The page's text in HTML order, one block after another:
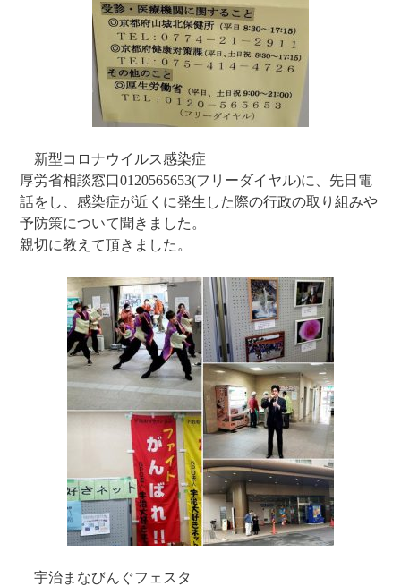
新型コロナウイルス感染症
厚労省相談窓口0120565653(フリーダイヤル)に、先日電
話をし、感染症が近くに発生した際の行政の取り組みや
予防策について聞きました。
親切に教えて頂きました。
宇治まなびんぐフェスタ